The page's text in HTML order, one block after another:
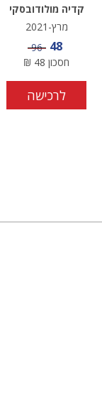
קדיה מולודובסקי
מרץ-2021
מחיר מבצע
48 מחיר
96
חסכון 48
₪
לרכישה